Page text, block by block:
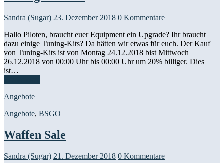
Sandra (Sugar) 23. Dezember 2018 0 Kommentare
Hallo Piloten, braucht euer Equipment ein Upgrade? Ihr braucht
dazu einige Tuning-Kits? Da hätten wir etwas für euch. Der Kauf
von Tuning-Kits ist von Montag 24.12.2018 bist Mittwoch
26.12.2018 von 00:00 Uhr bis 00:00 Uhr um 20% billiger. Dies
ist…
Angebote
Angebote, BSGO
Waffen Sale
Sandra (Sugar) 21. Dezember 2018 0 Kommentare